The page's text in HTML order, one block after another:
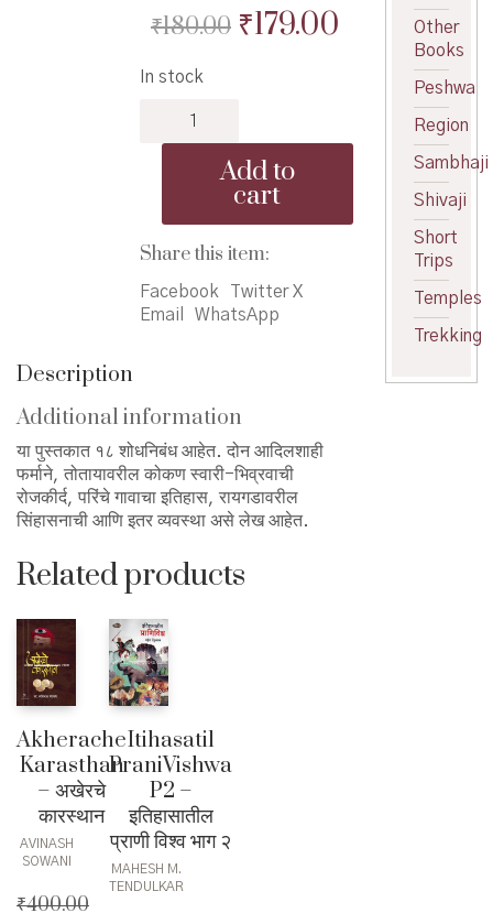
₹180.00 Original
₹179.00Current
₹179.00.
In stock
Quarterly
भा.इ.सं.मंडळ
वर्ष
९५
Add to
cart
Share this item:
Facebook
Twitter X
Email
WhatsApp
Description
Additional information
या पुस्तकात १८ शोधनिबंध आहेत. दोन आदिलशाही
फर्माने, तोतायावरील कोकण स्वारी-भिव्रवाची
रोजकीर्द, परिंचे गावाचा इतिहास, रायगडावरील
सिंहासनाची आणि इतर व्यवस्था असे लेख आहेत.
Related products
Akherache
Karasthan
– अखेरचे
कारस्थान
AVINASH
SOWANI
₹400.00
Itihasatil
PraniVishwa
P2 –
इतिहासातील
प्राणी विश्व भाग २
MAHESH M.
TENDULKAR
Other
Books
Peshwa
Region
Sambhaji
Shivaji
Short
Trips
Temples
Trekking